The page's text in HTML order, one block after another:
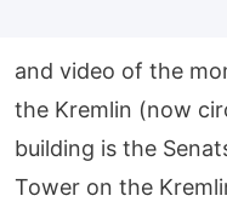
and video of the
the Kremlin (now
building is the
Tower on the